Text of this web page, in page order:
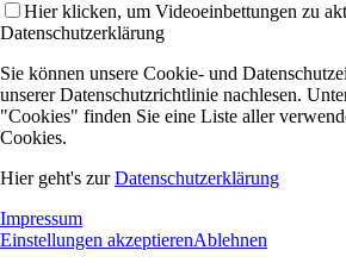
Hier klicken, um Videoeinbettungen zu
Datenschutzerklärung
Sie können unsere Cookie- und
unserer Datenschutzrichtlinie nachlesen.
"Cookies" finden Sie eine Liste aller
Cookies.
Hier geht's zurDatenschutzerklärung
Impressum
Einstellungen akzeptierenAblehnen